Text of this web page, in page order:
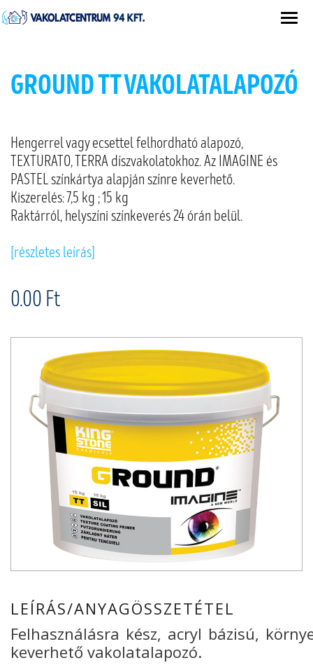
GROUND TT VAKOLATALAPOZÓ
Hengerrel vagy ecsettel felhordható alapozó,
TEXTURATO, TERRA díszvakolatokhoz. Az IMAGINE és
PASTEL színkártya alapján színre keverhető.
Kiszerelés: 7,5 kg ; 15 kg
Raktárról, helyszíni színkeverés 24 órán belül.
[részletes leírás]
0.00 Ft
LEÍRÁS/ANYAGÖSSZETÉTEL
Felhasználásra kész, acryl bázisú,
keverhető vakolatalapozó.